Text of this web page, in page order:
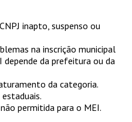
inapto, suspenso ou
na inscrição municipal
da prefeitura ou da
da categoria.
permitida para o MEI.